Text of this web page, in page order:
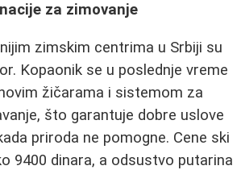
za zimovanje
zimskim centrima u Srbiji su
Kopaonik se u poslednje vreme
žičarama i sistemom za
što garantuje dobre uslove
priroda ne pomogne. Cene ski
9400 dinara, a odsustvo putarina